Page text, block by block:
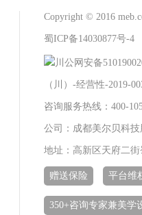
Copyright © 2016
蜀ICP备14030877号-4
川公网安备
（川）-经营性-2019-
咨询服务热线：400-
公司：成都美尔贝科技
地址：高新区天府二
赠送保险 平台维
350+咨询专家兼美学